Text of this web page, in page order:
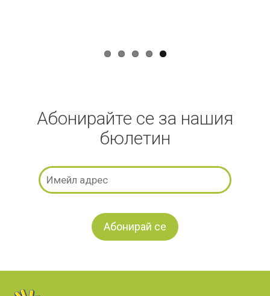
Абонирайте се за нашия
бюлетин